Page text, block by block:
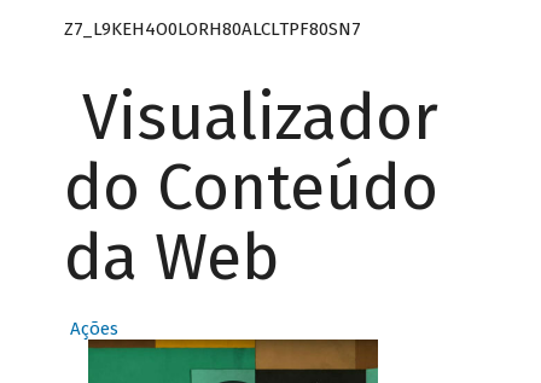
Z7_L9KEH4O0LORH80ALCLTPF80SN7
Visualizador
do Conteúdo
da Web
Ações